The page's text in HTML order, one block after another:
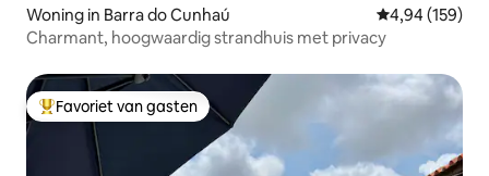
Woning in Barra do Cunhaú Gemiddelde
4,94 (159)
Charmant, hoogwaardig strandhuis met privacy
Topfavoriet van gasten
Favoriet van gasten